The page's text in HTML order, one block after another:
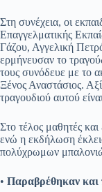
Στη συνέχεια, οι
Επαγγελματικής
Γάζου, Αγγελική
ερμήνευσαν το
τους συνόδευε με το
Ξένος Αναστάσιος.
τραγουδιού αυτού
Στο τέλος μαθητές και
ενώ η εκδήλωση
πολύχρωμων
• Παραβρέθηκαν και